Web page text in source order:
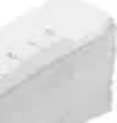
Équipement et Terrain